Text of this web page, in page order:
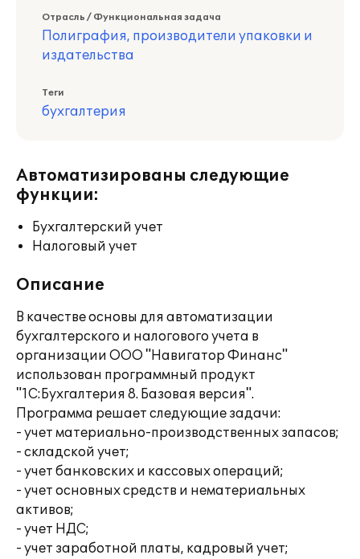
Отрасль / Функциональная задача
Полиграфия, производители упаковки и
издательства
Теги
бухгалтерия
Автоматизированы следующие
функции:
Бухгалтерский учет
Налоговый учет
Описание
В качестве основы для автоматизации
бухгалтерского и налогового учета в
организации ООО "Навигатор Финанс"
использован программный продукт
"1С:Бухгалтерия 8. Базовая версия".
Программа решает следующие задачи:
- учет материально-производственных запасов;
- складской учет;
- учет банковских и кассовых операций;
- учет основных средств и нематериальных
активов;
- учет НДС;
- учет заработной платы, кадровый учет;